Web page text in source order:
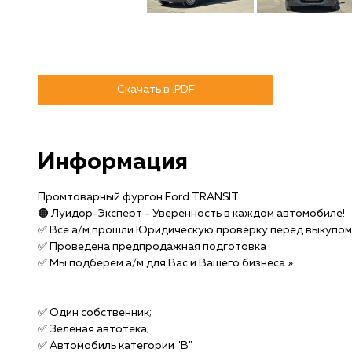
Скачать в .PDF
Информация
Промтоварный фургон Ford TRANSIT
🟠 Луидор-Эксперт - Уверенность в каждом автомобиле!
✅️ Все а/м прошли Юридическую проверку перед
✅ Проведена предпродажная подготовка
✅️ Мы подберем а/м для Вас и Вашего бизнеса.»
✅ Один собственник;
✅ Зеленая автотека;
✅ Автомобиль категории "B"